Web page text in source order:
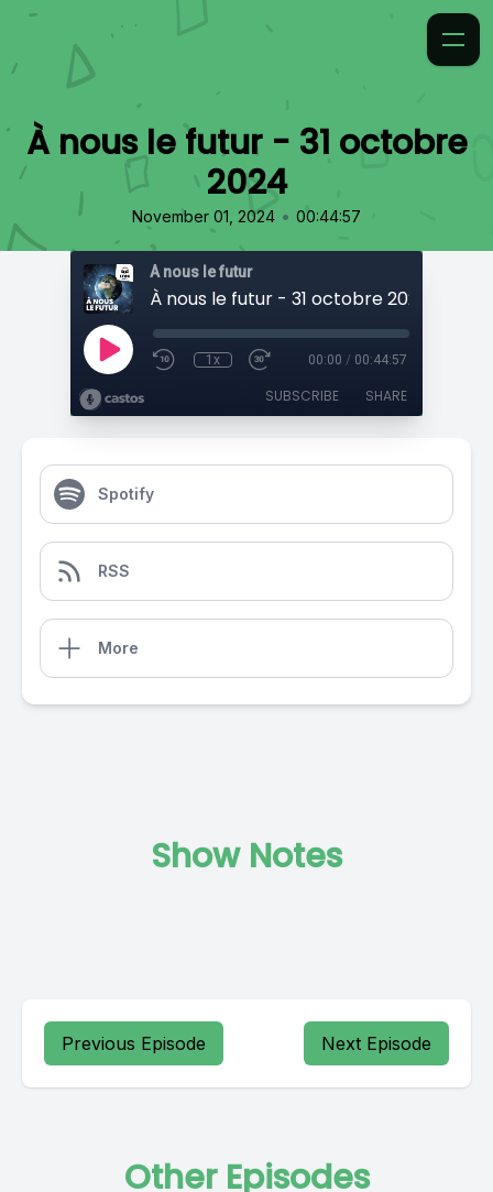
À nous le futur - 31 octobre
2024
November 01, 2024 • 00:44:57
À nous le futur
À nous le futur - 31 octobre 2024
1x 00:00 / 00:44:57
SUBSCRIBE SHARE
Spotify
RSS
More
Show Notes
Previous Episode Next Episode
Other Episodes